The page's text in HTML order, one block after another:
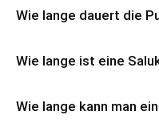
Wie lange dauert die
Wie lange ist eine
Wie lange kann man